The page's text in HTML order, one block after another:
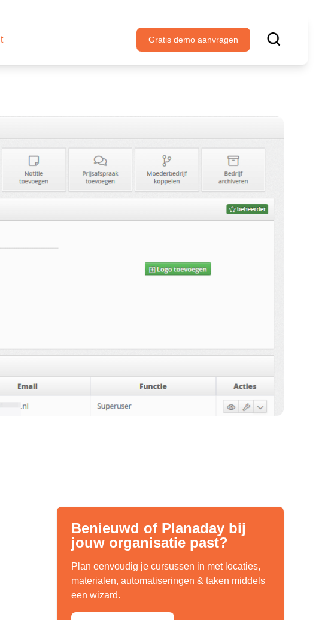
Gratis demo aanvragen
Benieuwd of Planaday bij
jouw organisatie past?
Plan eenvoudig je cursussen in met locaties,
materialen, automatiseringen & taken middels
een wizard.